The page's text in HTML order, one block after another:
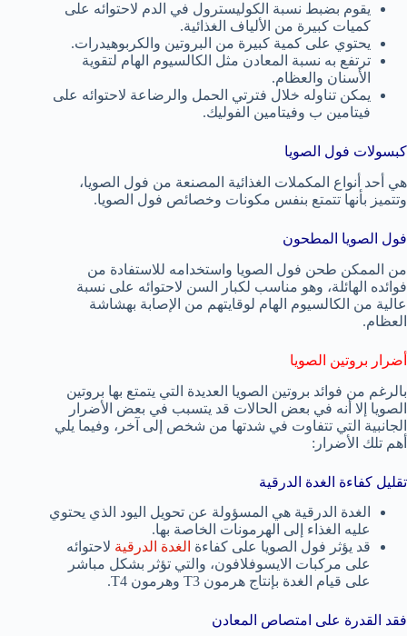
يقوم بضبط نسبة الكوليسترول في الدم لاحتوائه على
كميات كبيرة من الألياف الغذائية.
يحتوي على كمية كبيرة من البروتين والكربوهيدرات.
ترتفع به نسبة المعادن مثل الكالسيوم الهام لتقوية
الأسنان والعظام.
يمكن تناوله خلال فترتي الحمل والرضاعة لاحتوائه على
فيتامين ب وفيتامين الفوليك.
كبسولات فول الصويا
هي أحد أنواع المكملات الغذائية المصنعة من فول الصويا،
وتتميز بأنها تتمتع بنفس مكونات وخصائص فول الصويا.
فول الصويا المطحون
من الممكن طحن فول الصويا واستخدامه للاستفادة من
فوائده الهائلة، وهو مناسب لكبار السن لاحتوائه على نسبة
عالية من الكالسيوم الهام لوقايتهم من الإصابة بهشاشة
العظام.
أضرار بروتين الصويا
بالرغم من فوائد بروتين الصويا العديدة التي يتمتع بها بروتين
الصويا إلا أنه في بعض الحالات قد يتسبب في بعض الأضرار
الجانبية التي تتفاوت في شدتها من شخص إلى آخر، وفيما يلي
أهم تلك الأضرار:
تقليل كفاءة الغدة الدرقية
الغدة الدرقية هي المسؤولة عن تحويل اليود الذي يحتوي
عليه الغذاء إلى الهرمونات الخاصة بها.
قد يؤثر فول الصويا على كفاءة الغدة الدرقية لاحتوائه
على مركبات الايسوفلافون، والتي تؤثر بشكل مباشر
على قيام الغدة بإنتاج هرمون T3 وهرمون T4.
فقد القدرة على امتصاص المعادن